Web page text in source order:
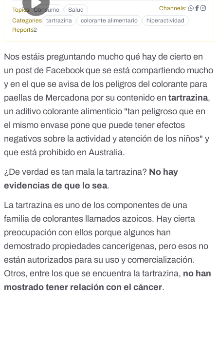
Topics Consumo Salud
Channels:
Categories
tartrazina colorante alimentario
hiperactividad
Reports2
Nos estáis preguntando mucho qué hay de cierto en
un post de Facebookque se está compartiendo mucho
y en el que se avisa de los peligros del colorante para
paellas de Mercadona por su contenido en tartrazina,
un aditivo colorante alimenticio "tan peligroso que en
el mismo envase pone que puede tener efectos
negativos sobre la actividad y atención de los niños" y
que está prohibido en Australia.
¿De verdad es tan mala la tartrazina? No hay
evidencias de que lo sea.
La tartrazina es uno de los componentes de una
familia de colorantes llamados azoicos. Hay cierta
preocupación con ellos porque algunos han
demostrado propiedades cancerígenas, pero esos no
están autorizados para su uso y comercialización.
Otros, entre los que se encuentra la tartrazina, no han
mostrado tener relación con el cáncer.